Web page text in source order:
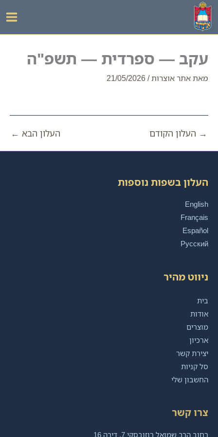
דילוג
לתוכן
עקב — ספרדית — תשפ"ה
מאתאתר אוצרות/
21/05/2026
→ העלון הקודם העלון הבא ←
העלון בשפות נוספות
English
Français
Español
Русский
ניווט מהיר
בית
אודות
מוצרים
ארכיון
יצירת קשר
סל קניות
החשבון שלי
צרו קשר
רחוב הרב שמואל רוזובסקי 7, דירה 16